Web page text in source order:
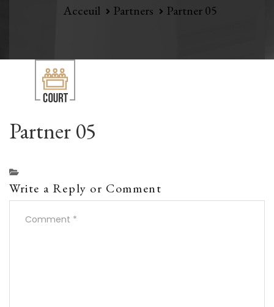
Acceuil Partners Partner 05
Partner 05
Write a Reply or Comment